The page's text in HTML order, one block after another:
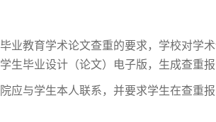
业教育学术论文查重的要求，学校对学
生毕业设计（论文）电子版，生成查重报
应与学生本人联系，并要求学生在查重